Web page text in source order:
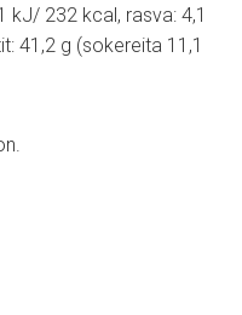
kJ/ 232 kcal, rasva: 4,1
41,2 g (sokereita 11,1